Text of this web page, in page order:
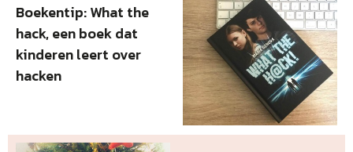
Boekentip: What the
hack, een boek dat
kinderen leert over
hacken